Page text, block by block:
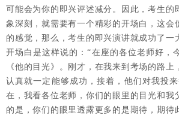
可能会为你的即兴评述减分。因此，考生的
象深刻，就需要有一个精彩的开场白，这会
的感觉，那么，考生的即兴演讲就成功了一
开场白是这样说的：“在座的各位老师好，
《他的目光》。刚才，在我来到考场的路上
认真就一定能够成功，接着，他们对我投
在，我看各位老师，你们的眼里的目光和我
的是，你们的眼里透露更多的是期待，期待